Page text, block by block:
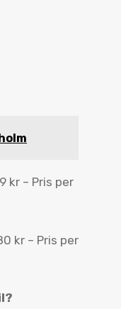
kr – Pris per
kr – Pris per